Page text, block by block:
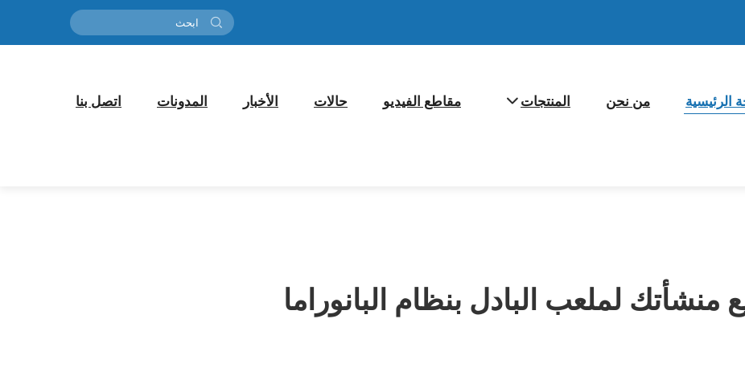
الرئيسية من نحن المنتجات مقاطع الفيديو حالات الأخبار المدونات اتصل بنا
منشأتك لملعب البادل بنظام البانوراما